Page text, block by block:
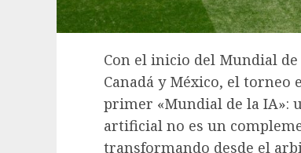
Con el inicio del Mundial de
Canadá y México, el
primer «Mundial de la IA»:
artificial no es un
transformando desde el